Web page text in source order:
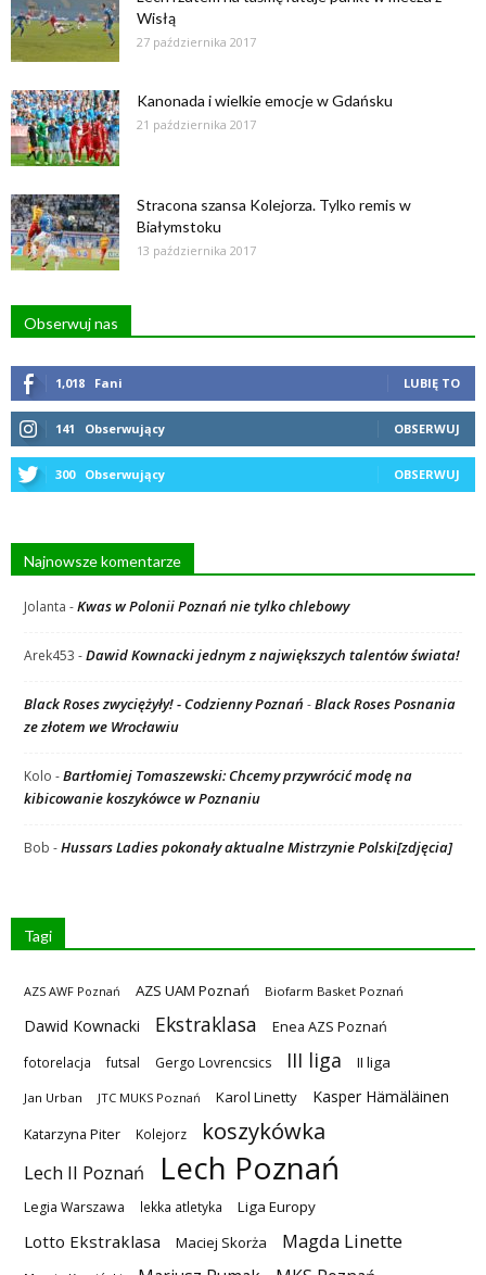
Wisłą
27 października 2017
Kanonada i wielkie emocje w Gdańsku
21 października 2017
Stracona szansa Kolejorza. Tylko remis w
Białymstoku
13 października 2017
Obserwuj nas
1,018 Fani LUBIĘ TO
141 Obserwujący OBSERWUJ
300 Obserwujący OBSERWUJ
Najnowsze komentarze
Jolanta -Kwas w Polonii Poznań nie tylko chlebowy
Arek453 -Dawid Kownacki jednym z największych talentów świata!
Black Roses zwyciężyły! - Codzienny Poznań -Black Roses Posnania
ze złotem we Wrocławiu
Kolo -Bartłomiej Tomaszewski: Chcemy przywrócić modę na
kibicowanie koszykówce w Poznaniu
Bob -Hussars Ladies pokonały aktualne Mistrzynie Polski[zdjęcia]
Tagi
AZS AWF Poznań AZS UAM Poznań Biofarm Basket Poznań
Dawid Kownacki Ekstraklasa Enea AZS Poznań
fotorelacja futsal Gergo Lovrencsics III liga II liga
Jan Urban JTC MUKS Poznań Karol Linetty Kasper Hämäläinen
Katarzyna Piter Kolejorz koszykówka
Lech II Poznań Lech Poznań
Legia Warszawa lekka atletyka Liga Europy
Lotto Ekstraklasa Maciej Skorża Magda Linette